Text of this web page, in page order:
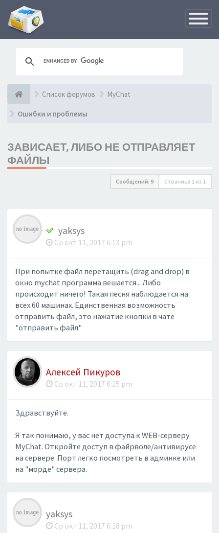
Список форумов MyChat
Ошибки и проблемы
ЗАВИСАЕТ, ЛИБО НЕ ОТПРАВЛЯЕТ
ФАЙЛЫ
Сообщений: 9 Страница 1 из 1
yaksys
Ср окт 11, 2017 6:13 pm
При попытке файл перетащить (drag and drop) в
окно mychat программа вешается... Либо
происходит ничего! Такая песня наблюдается на
всех 60 машинах. Единственная возможность
отправить файл, это нажатие кнопки в чате
"отправить файл"
Алексей Пикуров
Ср окт 11, 2017 6:15 pm
Здравствуйте.
Я так понимаю, у вас нет доступа к WEB-серверу
MyChat. Откройте доступ в файрволе/антивирусе
на сервере. Порт легко посмотреть в админке или
на "морде" сервера.
yaksys
Ср окт 11, 2017 6:18 pm